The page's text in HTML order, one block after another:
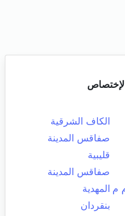
الكاف الشرقية
صفاقس المدينة
قليبية
صفاقس المدينة
المهدية
بنقردان